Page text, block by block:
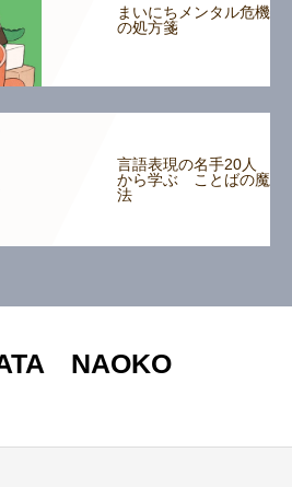
まいにちメンタル危機
の処方箋
言語表現の名手20人
から学ぶ ことばの魔
法
NAOKO